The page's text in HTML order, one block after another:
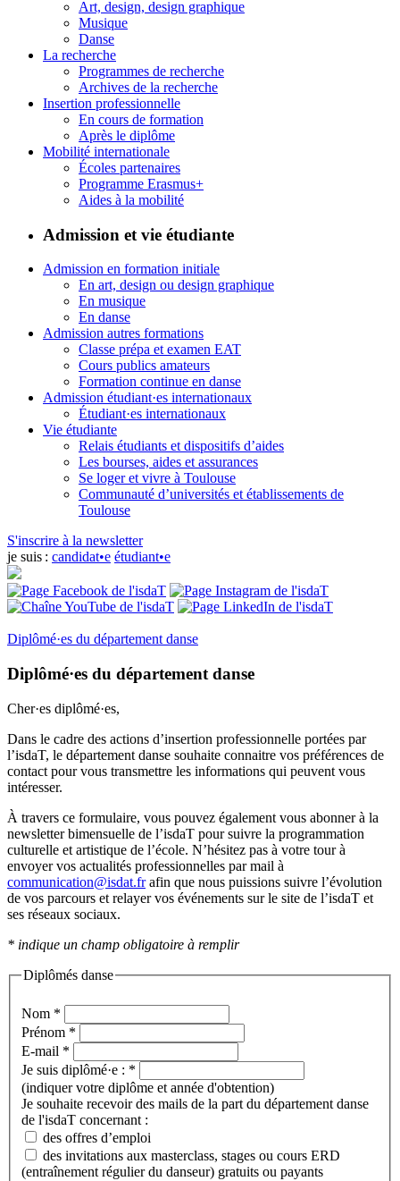
Art, design, design graphique
Musique
Danse
La recherche
Programmes de recherche
Archives de la recherche
Insertion professionnelle
En cours de formation
Après le diplôme
Mobilité internationale
Écoles partenaires
Programme Erasmus+
Aides à la mobilité
Admission et vie étudiante
Admission en formation initiale
En art, design ou design graphique
En musique
En danse
Admission autres formations
Classe prépa et examen EAT
Cours publics amateurs
Formation continue en danse
Admission étudiant·es internationaux
Étudiant·es internationaux
Vie étudiante
Relais étudiants et dispositifs d’aides
Les bourses, aides et assurances
Se loger et vivre à Toulouse
Communauté d’universités et établissements de
Toulouse
S'inscrire à la newsletter
je suis : candidat•e étudiant•e
Diplômé·es du département danse
Diplômé·es du département danse
Cher·es diplômé·es,
Dans le cadre des actions d’insertion professionnelle portées par
l’isdaT, le département danse souhaite connaitre vos préférences de
contact pour vous transmettre les informations qui peuvent vous
intéresser.
À travers ce formulaire, vous pouvez également vous abonner à la
newsletter bimensuelle de l’isdaT pour suivre la programmation
culturelle et artistique de l’école. N’hésitez pas à votre tour à
envoyer vos actualités professionnelles par mail à
communication@isdat.frafin que nous puissions suivre l’évolution
de vos parcours et relayer vos événements sur le site de l’isdaT et
ses réseaux sociaux.
* indique un champ obligatoire à remplir
Diplômés danse
Nom *
Prénom *
E-mail *
Je suis diplômé·e : *
(indiquer votre diplôme et année d'obtention)
Je souhaite recevoir des mails de la part du département danse
de l'isdaT concernant :
des offres d’emploi
des invitations aux masterclass, stages ou cours ERD
(entraînement régulier du danseur) gratuits ou payants